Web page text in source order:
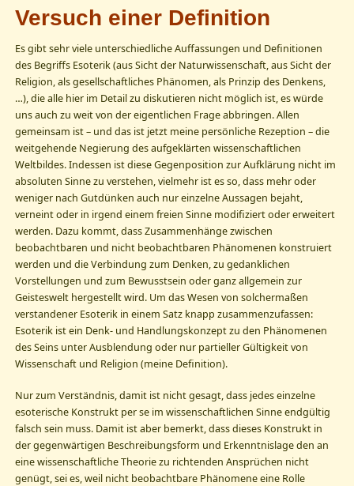
Versuch einer Definition
Es gibt sehr viele unterschiedliche Auffassungen und Definitionen
des Begriffs Esoterik (aus Sicht der Naturwissenschaft, aus Sicht der
Religion, als gesellschaftliches Phänomen, als Prinzip des Denkens,
…), die alle hier im Detail zu diskutieren nicht möglich ist, es würde
uns auch zu weit von der eigentlichen Frage abbringen. Allen
gemeinsam ist – und das ist jetzt meine persönliche Rezeption – die
weitgehende Negierung des aufgeklärten wissenschaftlichen
Weltbildes. Indessen ist diese Gegenposition zur Aufklärung nicht im
absoluten Sinne zu verstehen, vielmehr ist es so, dass mehr oder
weniger nach Gutdünken auch nur einzelne Aussagen bejaht,
verneint oder in irgend einem freien Sinne modifiziert oder erweitert
werden. Dazu kommt, dass Zusammenhänge zwischen
beobachtbaren und nicht beobachtbaren Phänomenen konstruiert
werden und die Verbindung zum Denken, zu gedanklichen
Vorstellungen und zum Bewusstsein oder ganz allgemein zur
Geisteswelt hergestellt wird. Um das Wesen von solchermaßen
verstandener Esoterik in einem Satz knapp zusammenzufassen:
Esoterik ist ein Denk- und Handlungskonzept zu den Phänomenen
des Seins unter Ausblendung oder nur partieller Gültigkeit von
Wissenschaft und Religion (meine Definition).
Nur zum Verständnis, damit ist nicht gesagt, dass jedes einzelne
esoterische Konstrukt per se im wissenschaftlichen Sinne endgültig
falsch sein muss. Damit ist aber bemerkt, dass dieses Konstrukt in
der gegenwärtigen Beschreibungsform und Erkenntnislage den an
eine wissenschaftliche Theorie zu richtenden Ansprüchen nicht
genügt, sei es, weil nicht beobachtbare Phänomene eine Rolle